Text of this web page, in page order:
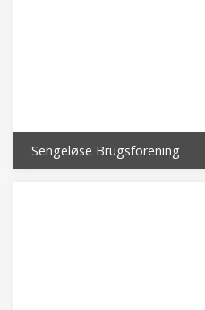
Sengeløse Brugsforening